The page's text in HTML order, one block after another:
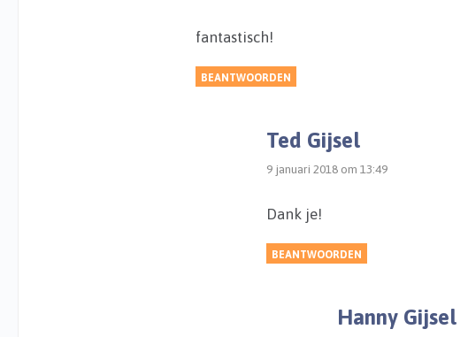
fantastisch!
BEANTWOORDEN
Ted Gijsel
9 januari 2018 om 13:49
Dank je!
BEANTWOORDEN
Hanny Gijsel